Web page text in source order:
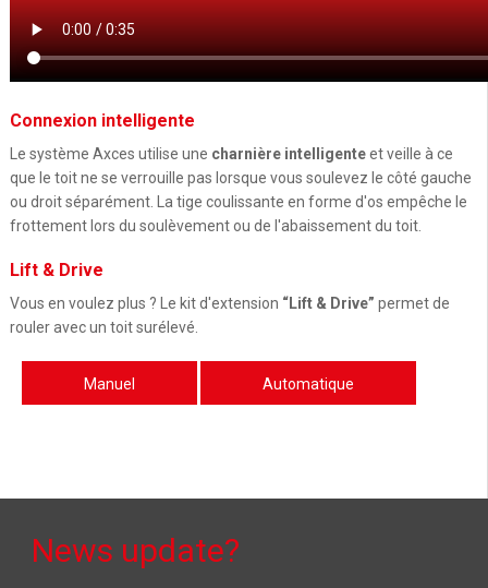
Connexion intelligente
Le système Axces utilise une charnière intelligenteet veille à ce
que le toit ne se verrouille pas lorsque vous soulevez le côté gauche
ou droit séparément. La tige coulissante en forme d'os empêche le
frottement lors du soulèvement ou de l'abaissement du toit.
Lift & Drive
Vous en voulez plus ? Le kit d'extension “Lift & Drive” permet de
rouler avec un toit surélevé.
Manuel Automatique
News update?